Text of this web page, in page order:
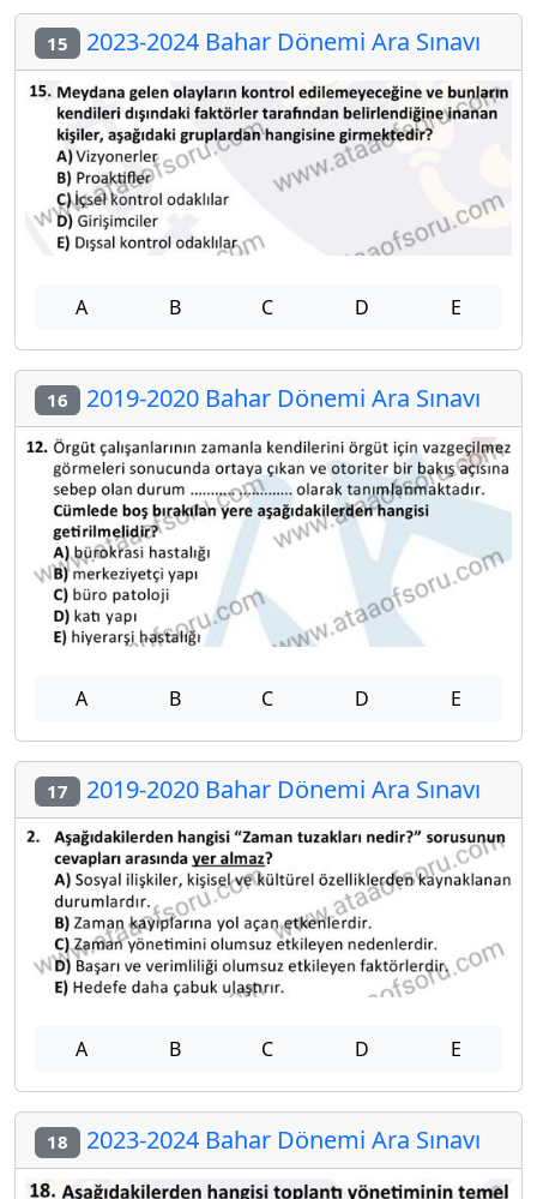
15 2023-2024 Bahar Dönemi Ara Sınavı
A B C D E
16 2019-2020 Bahar Dönemi Ara Sınavı
A B C D E
17 2019-2020 Bahar Dönemi Ara Sınavı
A B C D E
18 2023-2024 Bahar Dönemi Ara Sınavı